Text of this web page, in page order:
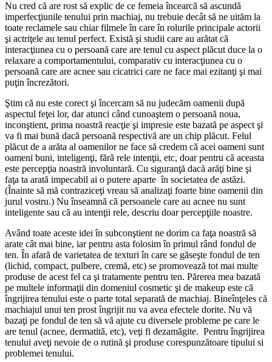
Nu cred că are rost să explic de ce femeia încearcă să ascundă
imperfecţiunile tenului prin machiaj, nu trebuie decât să ne uităm la
toate reclamele sau chiar filmele în care în rolurile principale actorii
şi actriţele au tenul perfect. Există şi studii care au arătat că
interacţiunea cu o persoană care are tenul cu aspect plăcut duce la o
relaxare a comportamentului, comparativ cu interacţiunea cu o
persoană care are acnee sau cicatrici care ne face mai ezitanţi şi mai
puţin încrezători.
Ştim că nu este corect şi încercam să nu judecăm oamenii după
aspectul feţei lor, dar atunci când cunoaştem o persoană noua,
inconştient, prima noastră reacţie şi impresie este bazată pe aspect şi
va fi mai bună dacă persoană respectivă are un chip plăcut. Felul
plăcut de a arăta al oamenilor ne face să credem că acei oameni sunt
oameni buni, inteligenţi, fără rele intenţii, etc, doar pentru că aceasta
este percepţia noastră involuntară. Cu siguranţă dacă arăţi bine şi
faţa ta arată impecabil ai o putere aparte în societatea de astăzi.
(Înainte să mă contraziceţi vreau să analizaţi foarte bine oamenii din
jurul vostru.) Nu înseamnă că persoanele care au acnee nu sunt
inteligente sau că au intenţii rele, descriu doar percepţiile noastre.
Având toate aceste idei în subconştient ne dorim ca faţa noastră să
arate cât mai bine, iar pentru asta folosim în primul rând fondul de
ten. În afară de varietatea de texturi în care se găseşte fondul de ten
(lichid, compact, pulbere, cremă, etc) se promovează tot mai multe
produse de acest fel ca şi tratamente pentru ten. Părerea mea bazată
pe multele informaţii din domeniul cosmetic şi de makeup este că
îngrijirea tenului este o parte total separată de machiaj. Bineînţeles că
machiajul unui ten prost îngrijit nu va avea efectele dorite. Nu vă
bazaţi pe fondul de ten să vă ajute cu diversele probleme pe care le
are tenul (acnee, dermatită, etc), veţi fi dezamăgite. Pentru îngrijirea
tenului aveţi nevoie de o rutină şi produse corespunzătoare tipului si
problemei tenului.